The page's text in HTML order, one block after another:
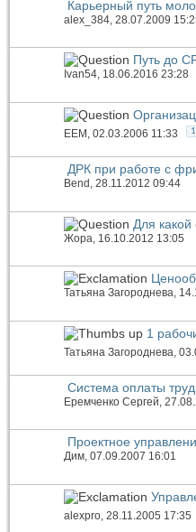
Карьерный путь
alex_384 , 28.07.2009
Путь до
Ivan54, 18.06.2016 23:28
EEM , 02.03.2006 11:33 1
ДРК при работе с
Bend , 28.11.2012 09:44
Для
Жора , 16.10.2012 13:05
Татьяна Загороднева,
1
Татьяна Загороднева ,
Система оплаты
Еремченко Сергей,
Проектное
Дим, 07.09.2007 16:01
alexpro, 28.11.2005 17:35